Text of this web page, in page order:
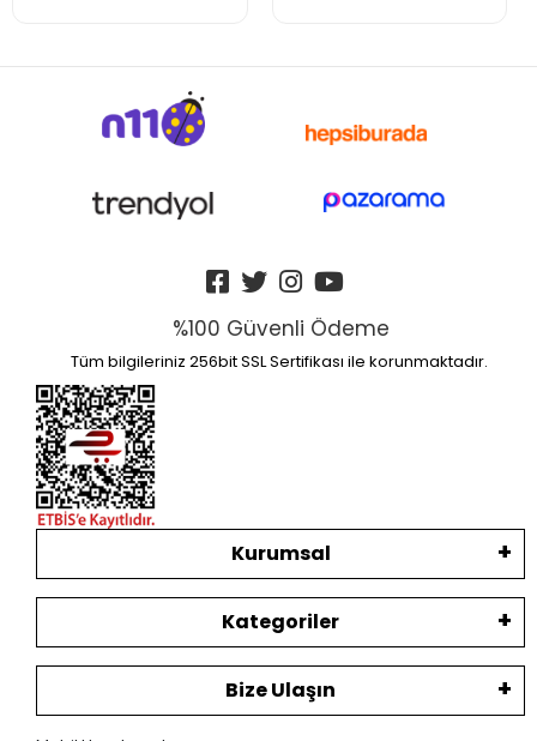
%100 Güvenli Ödeme
Tüm bilgileriniz 256bit SSL Sertifikası ile korunmaktadır.
Kurumsal
Kategoriler
Bize Ulaşın